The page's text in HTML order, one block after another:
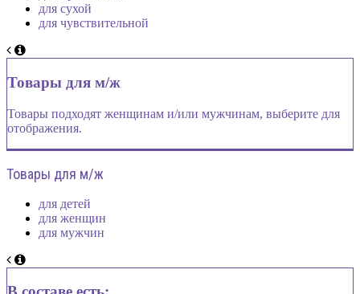
для сухой
для чувствительной
Товары для м/ж
Товары подходят женщинам и/или мужчинам, выберите для
отображения.
Товары для м/ж
для детей
для женщин
для мужчин